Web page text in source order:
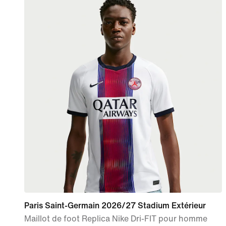
Paris Saint-Germain 2026/27 Stadium Extérieur
Maillot de foot Replica Nike Dri-FIT pour homme